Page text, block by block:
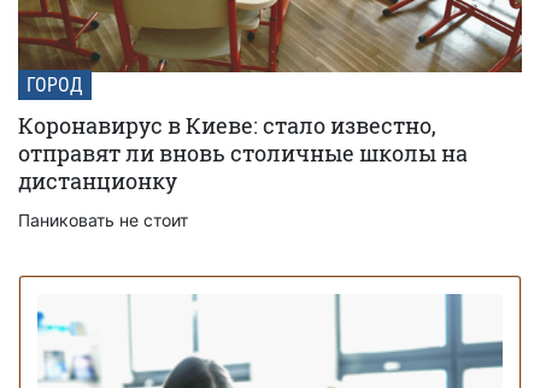
ГОРОД
Коронавирус в Киеве: стало известно,
отправят ли вновь столичные школы на
дистанционку
Паниковать не стоит